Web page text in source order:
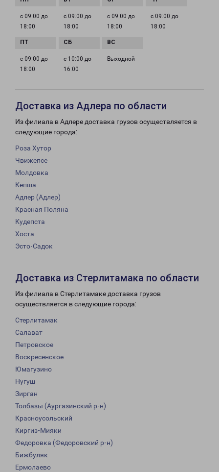
с 09:00 до
18:00
с 09:00 до
18:00
с 09:00 до
18:00
с 09:00 до
18:00
с 09:00 до
18:00
с 10:00 до
16:00
Выходной
Доставка из Адлера по области
Из филиала в Адлере доставка грузов осуществляется в
следующие города:
Роза Хутор
Чвижепсе
Молдовка
Кепша
Адлер (Адлер)
Красная Поляна
Кудепста
Хоста
Эсто-Садок
Доставка из Стерлитамака по области
Из филиала в Стерлитамаке доставка грузов
осуществляется в следующие города:
Стерлитамак
Салават
Петровское
Воскресенское
Юмагузино
Нугуш
Зирган
Толбазы (Аургазинский р-н)
Красноусольский
Киргиз-Мияки
Федоровка (Федоровский р-н)
Бижбуляк
Ермолаево